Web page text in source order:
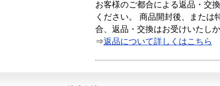
お客様のご都合による返品・交
ください。 商品開封後、または
合、返品・交換はお受けいたし
⇒返品について詳しくはこちら